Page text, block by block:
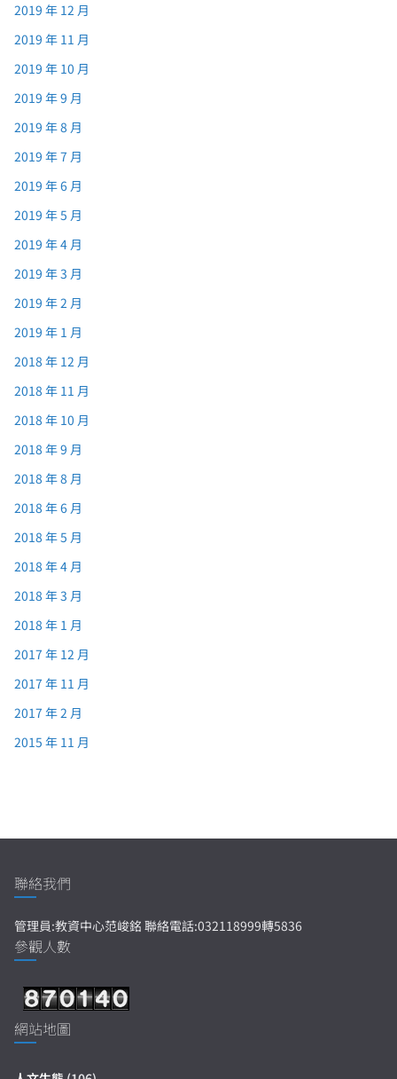
2019 年 12 月
2019 年 11 月
2019 年 10 月
2019 年 9 月
2019 年 8 月
2019 年 7 月
2019 年 6 月
2019 年 5 月
2019 年 4 月
2019 年 3 月
2019 年 2 月
2019 年 1 月
2018 年 12 月
2018 年 11 月
2018 年 10 月
2018 年 9 月
2018 年 8 月
2018 年 6 月
2018 年 5 月
2018 年 4 月
2018 年 3 月
2018 年 1 月
2017 年 12 月
2017 年 11 月
2017 年 2 月
2015 年 11 月
聯絡我們
管理員:教資中心范峻銘 聯絡電話:032118999轉5836
參觀人數
網站地圖